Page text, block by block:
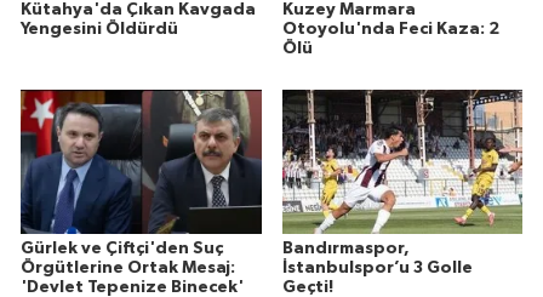
Kütahya'da Çıkan Kavgada
Yengesini Öldürdü
Kuzey Marmara
Otoyolu'nda Feci Kaza: 2
Ölü
Gürlek ve Çiftçi'den Suç
Örgütlerine Ortak Mesaj:
'Devlet Tepenize Binecek'
Bandırmaspor,
İstanbulspor’u 3 Golle
Geçti!